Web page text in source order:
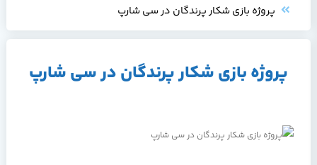
پروژه بازی شکار پرندگان در سي شارپ
پروژه بازی شکار پرندگان در سي شارپ